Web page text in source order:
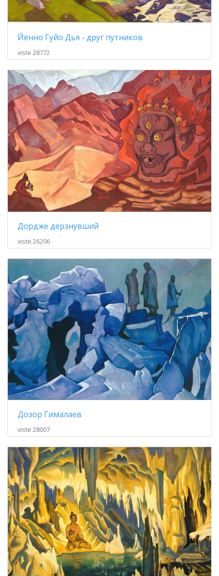
Йенно Гуйо Дья - друг путников
viste 28772
Дордже дерзнувший
viste 26206
Дозор Гималаев
viste 28007